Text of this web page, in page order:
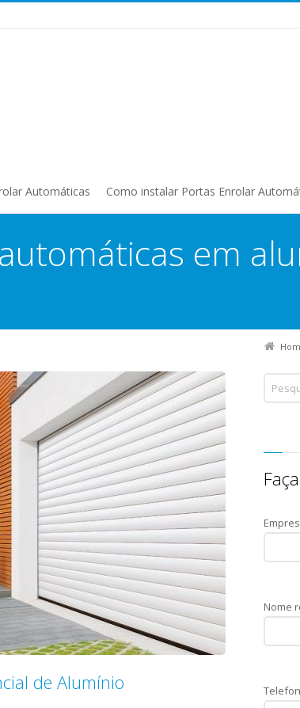
Automáticas Como instalar Portas Enrolar
em
de Alumínio
Nome